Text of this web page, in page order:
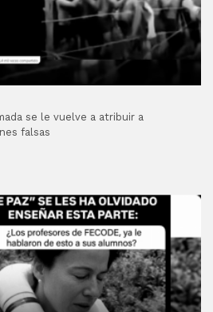
se le vuelve a atribuir a
falsas